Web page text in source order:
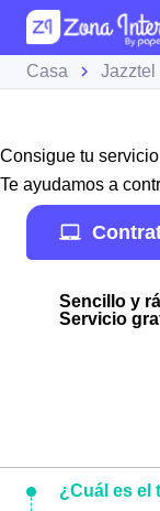
Casa Jazztel
Consigue tu
Te ayudamos a
Sencillo y
Servicio
¿Cuál es el